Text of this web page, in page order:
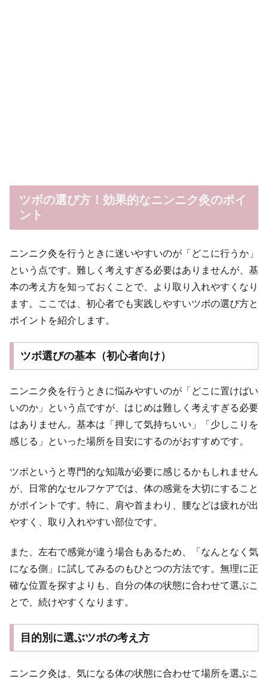
ツボの選び方！効果的なニンニク灸のポイ
ント
ニンニク灸を行うときに迷いやすいのが「どこに行うか」
という点です。難しく考えすぎる必要はありませんが、基
本の考え方を知っておくことで、より取り入れやすくなり
ます。ここでは、初心者でも実践しやすいツボの選び方と
ポイントを紹介します。
ツボ選びの基本（初心者向け）
ニンニク灸を行うときに悩みやすいのが「どこに置けばい
いのか」という点ですが、はじめは難しく考えすぎる必要
はありません。基本は「押して気持ちいい」「少しこりを
感じる」といった場所を目安にするのがおすすめです。
ツボというと専門的な知識が必要に感じるかもしれません
が、日常的なセルフケアでは、体の感覚を大切にすること
がポイントです。特に、肩や首まわり、腰などは疲れが出
やすく、取り入れやすい部位です。
また、左右で感覚が違う場合もあるため、「なんとなく気
になる側」に試してみるのもひとつの方法です。無理に正
確な位置を探すよりも、自分の体の状態に合わせて選ぶこ
とで、続けやすくなります。
目的別に選ぶツボの考え方
ニンニク灸は、気になる体の状態に合わせて場所を選ぶこ